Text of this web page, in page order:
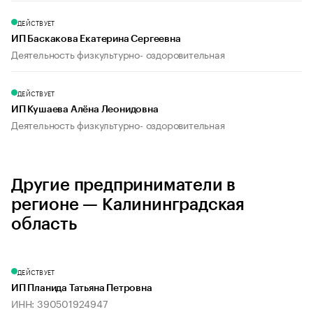
ДЕЙСТВУЕТ
ИП Баскакова Екатерина Сергеевна
Деятельность физкультурно- оздоровительная
ДЕЙСТВУЕТ
ИП Кушаева Алёна Леонидовна
Деятельность физкультурно- оздоровительная
Другие предприниматели в
регионе — Калининградская
область
ДЕЙСТВУЕТ
ИП Планида Татьяна Петровна
ИНН: 390501924947